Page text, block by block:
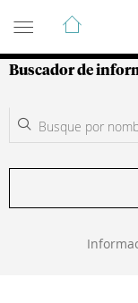
Guía de
Buscador de